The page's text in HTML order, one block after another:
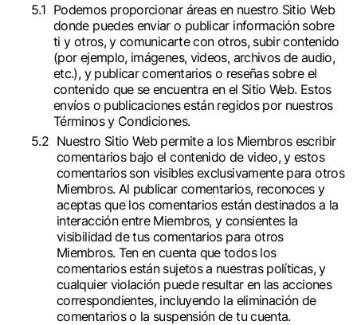
Podemos proporcionar áreas en nuestro Sitio Web
donde puedes enviar o publicar información sobre
ti y otros, y comunicarte con otros, subir contenido
(por ejemplo, imágenes, videos, archivos de audio,
etc.), y publicar comentarios o reseñas sobre el
contenido que se encuentra en el Sitio Web. Estos
envíos o publicaciones están regidos por nuestros
Términos y Condiciones.
Nuestro Sitio Web permite a los Miembros escribir
comentarios bajo el contenido de video, y estos
comentarios son visibles exclusivamente para otros
Miembros. Al publicar comentarios, reconoces y
aceptas que los comentarios están destinados a la
interacción entre Miembros, y consientes la
visibilidad de tus comentarios para otros
Miembros. Ten en cuenta que todos los
comentarios están sujetos a nuestras políticas, y
cualquier violación puede resultar en las acciones
correspondientes, incluyendo la eliminación de
comentarios o la suspensión de tu cuenta.